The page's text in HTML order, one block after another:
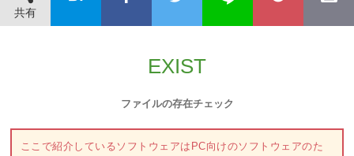
共有
EXIST
ファイルの存在チェック
ここで紹介しているソフトウェアはPC向けのソフトウェアのた